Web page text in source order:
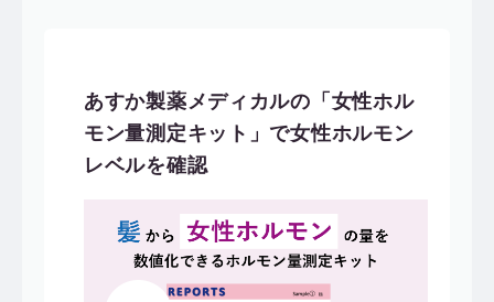
あすか製薬メディカルの「女性ホル
モン量測定キット」で女性ホルモン
レベルを確認